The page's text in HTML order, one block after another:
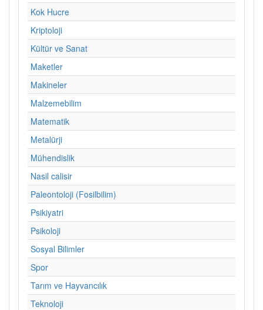
Kok Hucre
Kriptoloji
Kültür ve Sanat
Maketler
Makineler
Malzemebilim
Matematik
Metalürji
Mühendislik
Nasil calisir
Paleontoloji (Fosilbilim)
Psikiyatri
Psikoloji
Sosyal Bilimler
Spor
Tarım ve Hayvancılık
Teknoloji